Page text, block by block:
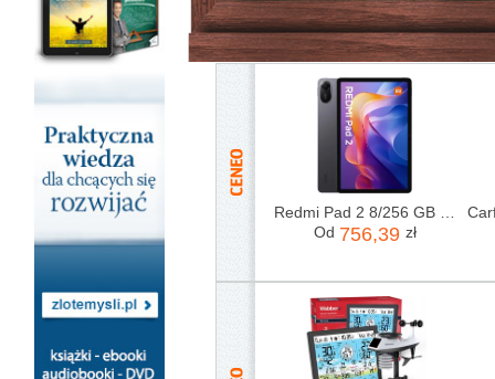
Od 756,39 zł